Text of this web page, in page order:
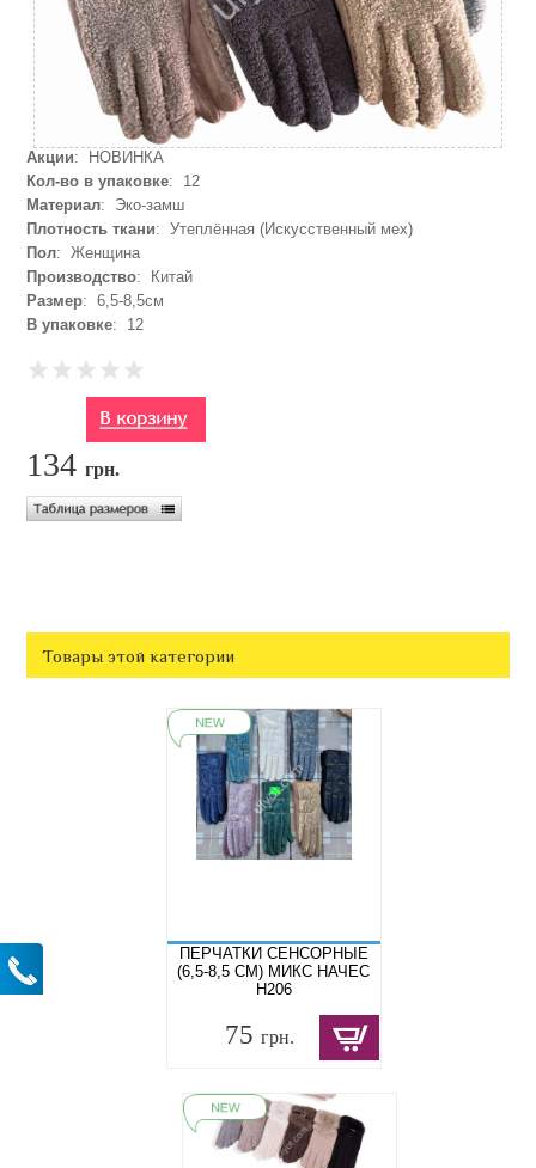
Акции: НОВИНКА
Кол-во в упаковке: 12
Материал: Эко-замш
Плотность ткани: Утеплённая (Искусственный мех)
Пол: Женщина
Производство: Китай
Размер: 6,5-8,5см
В упаковке: 12
134грн.
Товары этой категории
ПЕРЧАТКИ СЕНСОРНЫЕ
(6,5-8,5 СМ) МИКС НАЧЕС
Н206
75грн.